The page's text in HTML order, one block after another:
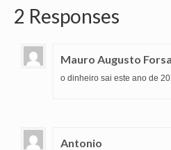
2 Responses
Mauro Augusto
o dinheiro sai este ano de
Antonio